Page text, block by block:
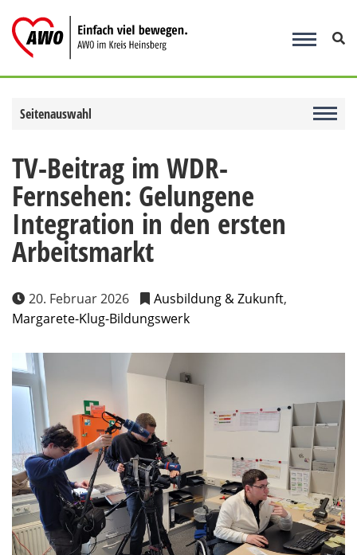
Inhalt
springen
Seitenauswahl
TV-Beitrag im WDR-
Fernsehen: Gelungene
Integration in den ersten
Arbeitsmarkt
20. Februar 2026 Ausbildung & Zukunft,
Margarete-Klug-Bildungswerk